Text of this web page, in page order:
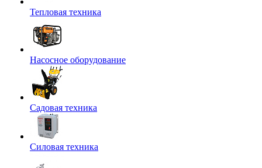
Тепловая техника
Насосное оборудование
Садовая техника
Силовая техника